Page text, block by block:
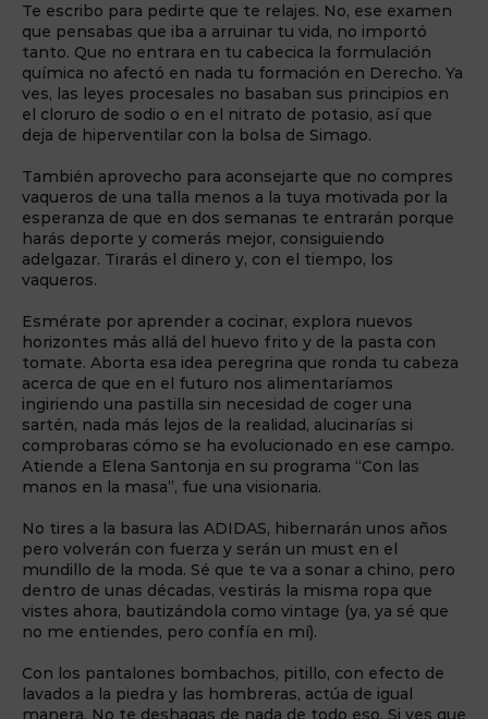
Te escribo para pedirte que te relajes. No, ese examen
que pensabas que iba a arruinar tu vida, no importó
tanto. Que no entrara en tu cabecica la formulación
química no afectó en nada tu formación en Derecho. Ya
ves, las leyes procesales no basaban sus principios en
el cloruro de sodio o en el nitrato de potasio, así que
deja de hiperventilar con la bolsa de Simago.
También aprovecho para aconsejarte que no compres
vaqueros de una talla menos a la tuya motivada por la
esperanza de que en dos semanas te entrarán porque
harás deporte y comerás mejor, consiguiendo
adelgazar. Tirarás el dinero y, con el tiempo, los
vaqueros.
Esmérate por aprender a cocinar, explora nuevos
horizontes más allá del huevo frito y de la pasta con
tomate. Aborta esa idea peregrina que ronda tu cabeza
acerca de que en el futuro nos alimentaríamos
ingiriendo una pastilla sin necesidad de coger una
sartén, nada más lejos de la realidad, alucinarías si
comprobaras cómo se ha evolucionado en ese campo.
Atiende a Elena Santonja en su programa “Con las
manos en la masa”, fue una visionaria.
No tires a la basura las ADIDAS, hibernarán unos años
pero volverán con fuerza y serán un must en el
mundillo de la moda. Sé que te va a sonar a chino, pero
dentro de unas décadas, vestirás la misma ropa que
vistes ahora, bautizándola como vintage (ya, ya sé que
no me entiendes, pero confía en mí).
Con los pantalones bombachos, pitillo, con efecto de
lavados a la piedra y las hombreras, actúa de igual
manera. No te deshagas de nada de todo eso. Si ves que